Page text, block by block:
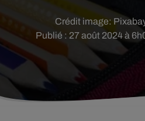
Publié : 27 août 2024 à
Crédit image: